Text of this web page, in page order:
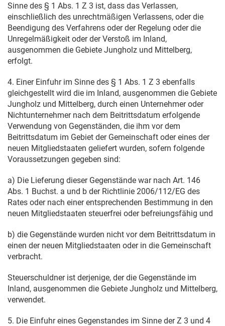
Sinne des § 1 Abs. 1 Z 3 ist, dass das Verlassen,
einschließlich des unrechtmäßigen Verlassens, oder die
Beendigung des Verfahrens oder der Regelung oder die
Unregelmäßigkeit oder der Verstoß im Inland,
ausgenommen die Gebiete Jungholz und Mittelberg,
erfolgt.
4. Einer Einfuhr im Sinne des § 1 Abs. 1 Z 3 ebenfalls
gleichgestellt wird die im Inland, ausgenommen die Gebiete
Jungholz und Mittelberg, durch einen Unternehmer oder
Nichtunternehmer nach dem Beitrittsdatum erfolgende
Verwendung von Gegenständen, die ihm vor dem
Beitrittsdatum im Gebiet der Gemeinschaft oder eines der
neuen Mitgliedstaaten geliefert wurden, sofern folgende
Voraussetzungen gegeben sind:
a) Die Lieferung dieser Gegenstände war nach Art. 146
Abs. 1 Buchst. a und b der Richtlinie 2006/112/EG des
Rates oder nach einer entsprechenden Bestimmung in den
neuen Mitgliedstaaten steuerfrei oder befreiungsfähig und
b) die Gegenstände wurden nicht vor dem Beitrittsdatum in
einen der neuen Mitgliedstaaten oder in die Gemeinschaft
verbracht.
Steuerschuldner ist derjenige, der die Gegenstände im
Inland, ausgenommen die Gebiete Jungholz und Mittelberg,
verwendet.
5. Die Einfuhr eines Gegenstandes im Sinne der Z 3 und 4